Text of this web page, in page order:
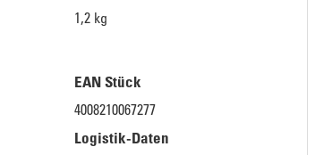
1,2 kg
EAN Stück
4008210067277
Logistik-Daten